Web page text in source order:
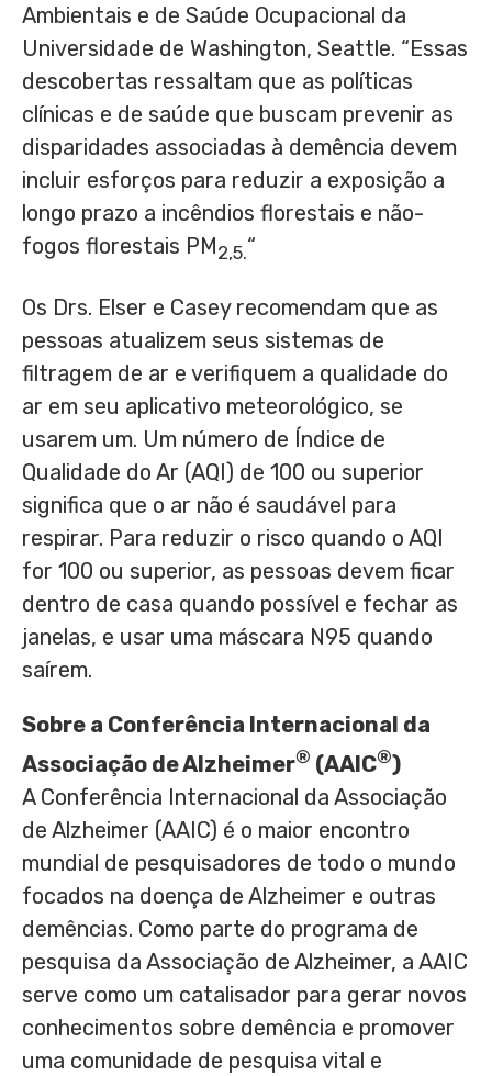
Ambientais e de Saúde Ocupacional da
Universidade de Washington, Seattle. “Essas
descobertas ressaltam que as políticas
clínicas e de saúde que buscam prevenir as
disparidades associadas à demência devem
incluir esforços para reduzir a exposição a
longo prazo a incêndios florestais e não-
fogos florestais PM2,5.“
Os Drs. Elser e Casey recomendam que as
pessoas atualizem seus sistemas de
filtragem de ar e verifiquem a qualidade do
ar em seu aplicativo meteorológico, se
usarem um. Um número de Índice de
Qualidade do Ar (AQI) de 100 ou superior
significa que o ar não é saudável para
respirar. Para reduzir o risco quando o AQI
for 100 ou superior, as pessoas devem ficar
dentro de casa quando possível e fechar as
janelas, e usar uma máscara N95 quando
saírem.
Sobre a Conferência Internacional da
Associação de Alzheimer® (AAIC®)
A Conferência Internacional da Associação
de Alzheimer (AAIC) é o maior encontro
mundial de pesquisadores de todo o mundo
focados na doença de Alzheimer e outras
demências. Como parte do programa de
pesquisa da Associação de Alzheimer, a AAIC
serve como um catalisador para gerar novos
conhecimentos sobre demência e promover
uma comunidade de pesquisa vital e